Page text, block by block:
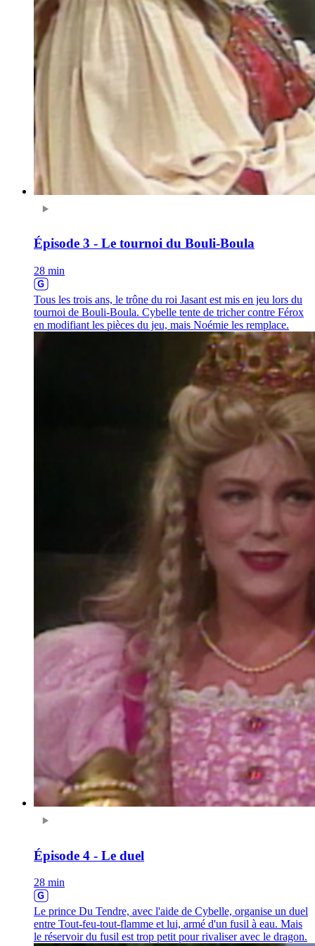
Épisode 3 - Le tournoi du Bouli-Boula
28 min
Tous les trois ans, le trône du roi Jasant est mis en jeu lors du
tournoi de Bouli-Boula. Cybelle tente de tricher contre Férox
en modifiant les pièces du jeu, mais Noémie les remplace.
Épisode 4 - Le duel
28 min
Le prince Du Tendre, avec l'aide de Cybelle, organise un duel
entre Tout-feu-tout-flamme et lui, armé d'un fusil à eau. Mais
le réservoir du fusil est trop petit pour rivaliser avec le dragon.